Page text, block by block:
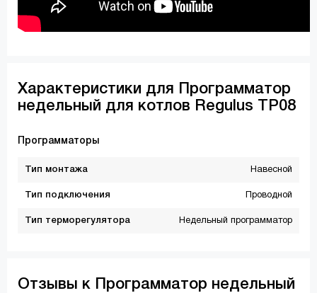
Характеристики для Программатор
недельный для котлов Regulus TP08
Программаторы
Тип монтажа Навесной
Тип подключения Проводной
Тип терморегулятора Недельный программатор
Отзывы к Программатор недельный